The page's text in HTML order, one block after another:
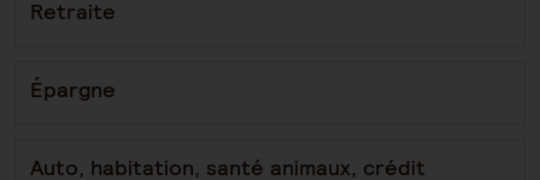
Retraite
Épargne
Auto, habitation, santé animaux, crédit